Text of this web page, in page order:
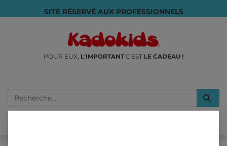
SITE RÉSERVÉ AUX PROFESSIONNELS
POUR EUX, L'IMPORTANTC'EST LE CADEAU !